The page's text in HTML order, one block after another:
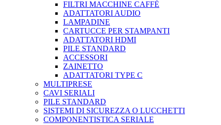
FILTRI MACCHINE CAFFÈ
ADATTATORI AUDIO
LAMPADINE
CARTUCCE PER STAMPANTI
ADATTATORI HDMI
PILE STANDARD
ACCESSORI
ZAINETTO
ADATTATORI TYPE C
MULTIPRESE
CAVI SERIALI
PILE STANDARD
SISTEMI DI SICUREZZA O LUCCHETTI
COMPONENTISTICA SERIALE